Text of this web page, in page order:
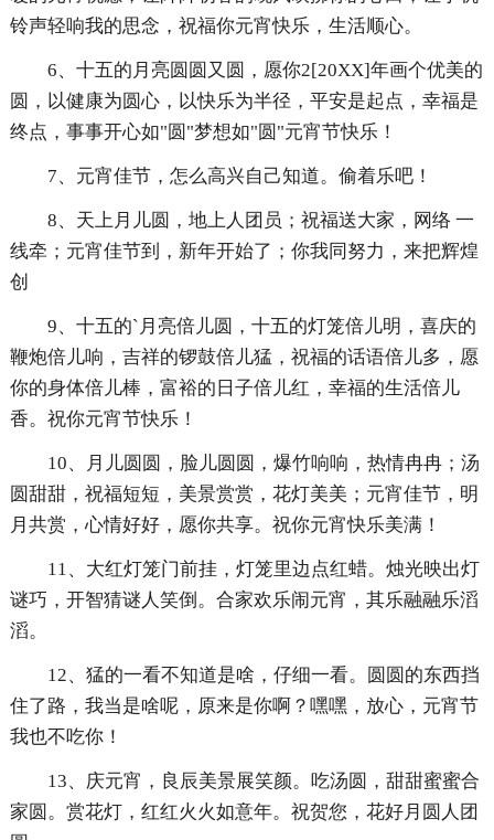
铃声轻响我的思念，祝福你元宵快乐，生活顺心。
6、十五的月亮圆圆又圆，愿你2[20XX]年画个优美的
圆，以健康为圆心，以快乐为半径，平安是起点，幸福是
终点，事事开心如"圆"梦想如"圆"元宵节快乐！
7、元宵佳节，怎么高兴自己知道。偷着乐吧！
8、天上月儿圆，地上人团员；祝福送大家，网络 一
线牵；元宵佳节到，新年开始了；你我同努力，来把辉煌
创
9、十五的`月亮倍儿圆，十五的灯笼倍儿明，喜庆的
鞭炮倍儿响，吉祥的锣鼓倍儿猛，祝福的话语倍儿多，愿
你的身体倍儿棒，富裕的日子倍儿红，幸福的生活倍儿
香。祝你元宵节快乐！
10、月儿圆圆，脸儿圆圆，爆竹响响，热情冉冉；汤
圆甜甜，祝福短短，美景赏赏，花灯美美；元宵佳节，明
月共赏，心情好好，愿你共享。祝你元宵快乐美满！
11、大红灯笼门前挂，灯笼里边点红蜡。烛光映出灯
谜巧，开智猜谜人笑倒。合家欢乐闹元宵，其乐融融乐滔
滔。
12、猛的一看不知道是啥，仔细一看。圆圆的东西挡
住了路，我当是啥呢，原来是你啊？嘿嘿，放心，元宵节
我也不吃你！
13、庆元宵，良辰美景展笑颜。吃汤圆，甜甜蜜蜜合
家圆。赏花灯，红红火火如意年。祝贺您，花好月圆人团